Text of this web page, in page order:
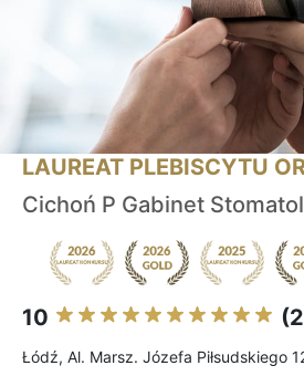
LAUREAT PLEBISCYTU
Cichoń P Gabinet
10
Łódź, Al. Marsz. Józefa Piłsudskiego